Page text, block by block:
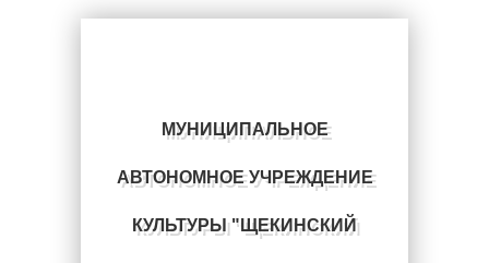
МУНИЦИПАЛЬНОЕ
АВТОНОМНОЕ УЧРЕЖДЕНИЕ
КУЛЬТУРЫ "ЩЕКИНСКИЙ